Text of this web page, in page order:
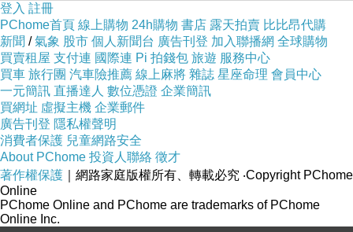
登入 註冊
PChome首頁 線上購物 24h購物 書店 露天拍賣 比比昂代購
新聞 /氣象 股市 個人新聞台 廣告刊登 加入聯播網 全球購物
買賣租屋 支付連 國際連 Pi 拍錢包 旅遊 服務中心
買車 旅行團 汽車險推薦 線上麻將 雜誌 星座命理 會員中心
一元簡訊 直播達人 數位憑證 企業簡訊
買網址 虛擬主機 企業郵件
廣告刊登 隱私權聲明
消費者保護 兒童網路安全
About PChome 投資人聯絡 徵才
著作權保護 ｜網路家庭版權所有、轉載必究 ‧Copyright PChome
Online
PChome Online and PChome are trademarks of PChome
Online Inc.